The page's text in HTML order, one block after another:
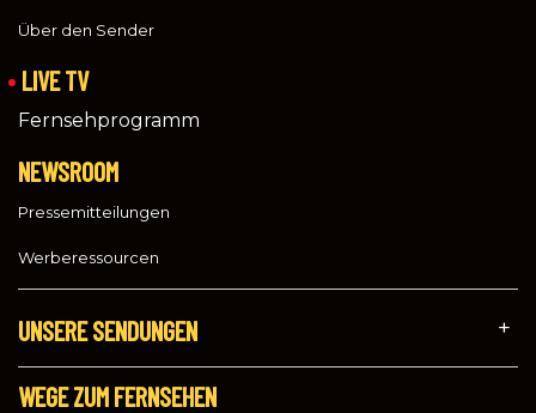
Über den Sender
LIVE TV
Fernsehprogramm
NEWSROOM
Pressemitteilungen
Werberessourcen
UNSERE SENDUNGEN
WEGE ZUM FERNSEHEN